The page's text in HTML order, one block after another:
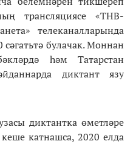
трансляциясе «ТНВ-
телеканалларында
булачак. Моннан
һәм Татарстан
диктант язу
диктантка өметләре
катнашса, 2020 елда